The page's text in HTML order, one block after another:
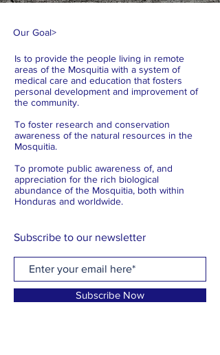
Our Goal>
Is to provide the people living in remote
areas of the Mosquitia with a system of
medical care and education that fosters
personal development and improvement of
the community.
To foster research and conservation
awareness of the natural resources in the
Mosquitia.
To promote public awareness of, and
appreciation for the rich biological
abundance of the Mosquitia, both within
Honduras and worldwide.
Subscribe to our newsletter
Subscribe Now